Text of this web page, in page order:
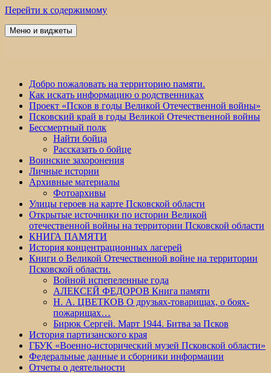
Перейти к содержимому
Победа 60
Меню и виджеты
Добро пожаловать на территорию памяти.
Как искать информацию о родственниках
Проект «Псков в годы Великой Отечественной войны»
Псковский край в годы Великой Отечественной войны
Бессмертный полк
Найти бойца
Рассказать о бойце
Воинские захоронения
Личные истории
Архивные материалы
Фотоархивы
Улицы героев на карте Псковской области
Открытые источники по истории Великой
отечественной войны на территории Псковской области
КНИГА ПАМЯТИ
История концентрационных лагерей
Книги о Великой Отечественной войне на территории
Псковской области.
Войной испепеленные года
АЛЕКСЕЙ ФЕДОРОВ Книга памяти
Н. А. ЦВЕТКОВ О друзьях-товарищах, о боях-
пожарищах…
Бирюк Сергей. Март 1944. Битва за Псков
История партизанского края
ГБУК «Военно-исторический музей Псковской области»
Федеральные данные и сборники информации
Отчеты о деятельности